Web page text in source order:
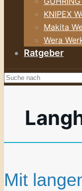
KNIPEX
Makita
Wera
Ratgeber
Mit